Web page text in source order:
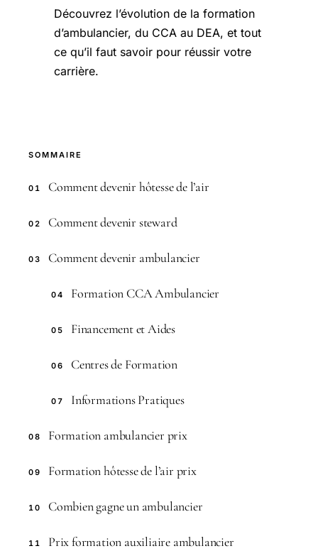
Découvrez l’évolution de la formation
d’ambulancier, du CCA au DEA, et tout
ce qu’il faut savoir pour réussir votre
carrière.
SOMMAIRE
01 Comment devenir hôtesse de l’air
02 Comment devenir steward
03 Comment devenir ambulancier
04 Formation CCA Ambulancier
05 Financement et Aides
06 Centres de Formation
07 Informations Pratiques
08 Formation ambulancier prix
09 Formation hôtesse de l’air prix
10 Combien gagne un ambulancier
11 Prix formation auxiliaire ambulancier